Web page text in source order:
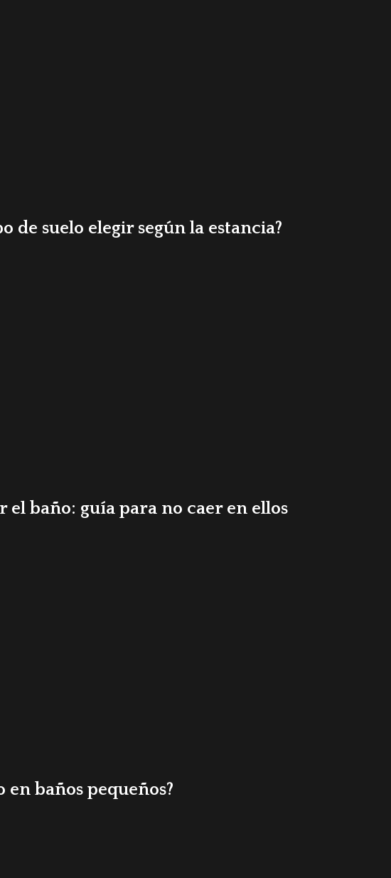
de suelo elegir según la estancia?
baño: guía para no caer en ellos
en baños pequeños?